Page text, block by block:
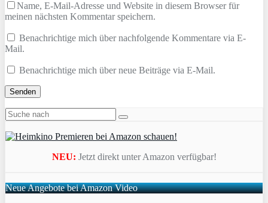
Name, E-Mail-Adresse und Website in diesem Browser für
meinen nächsten Kommentar speichern.
Benachrichtige mich über nachfolgende Kommentare via E-
Mail.
Benachrichtige mich über neue Beiträge via E-Mail.
NEU: Jetzt direkt unter Amazon verfügbar!
Neue Angebote bei Amazon Video